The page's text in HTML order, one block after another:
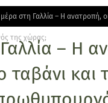
στη Γαλλία – Η ανατροπή,
της χώρας;
– Η
ταβάνι